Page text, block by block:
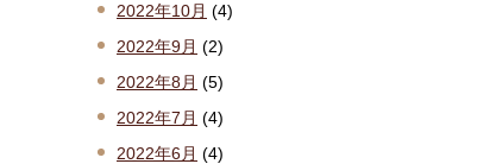
2022年10月 (4)
2022年9月 (2)
2022年8月 (5)
2022年7月 (4)
2022年6月 (4)